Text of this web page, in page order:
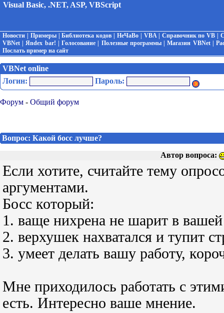
Visual Basic, .NET, ASP, VBScript
Новости Примеры|Библиотека кодов |НеЧаВо VBA| Справочник по VB |
VBNet |Яndex bar! |Голосование Полезные программы|Магазин VBNet|
Послать пример на сайт
VBNet online
Логин:
Пароль:
Форум - Общий форум
Вопрос: Какой босс лучше?
Автор вопроса:
Если хотите, считайте тему
аргументами.
Босс который:
1. ваще нихрена не шарит в вашей
2. верхушек нахватался и тупит
3. умеет делать вашу работу,
Мне приходилось работать с
есть. Интересно ваше мнение.